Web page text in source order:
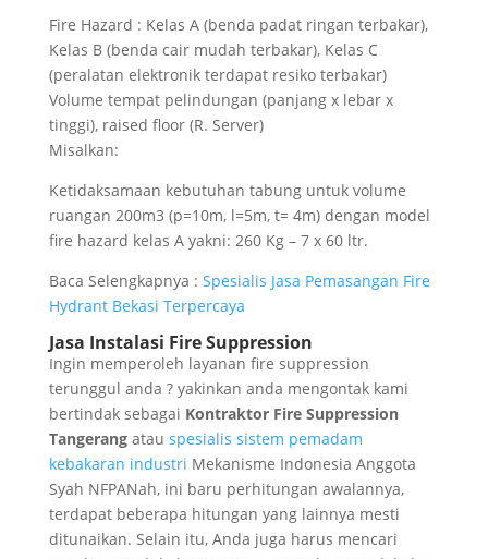
Fire Hazard : Kelas A (benda padat ringan terbakar),
Kelas B (benda cair mudah terbakar), Kelas C
(peralatan elektronik terdapat resiko terbakar)
Volume tempat pelindungan (panjang x lebar x
tinggi), raised floor (R. Server)
Misalkan:
Ketidaksamaan kebutuhan tabung untuk volume
ruangan 200m3 (p=10m, l=5m, t= 4m) dengan model
fire hazard kelas A yakni: 260 Kg – 7 x 60 ltr.
Baca Selengkapnya : Spesialis Jasa Pemasangan Fire
Hydrant Bekasi Terpercaya
Jasa Instalasi Fire Suppression
Ingin memperoleh layanan fire suppression
terunggul anda ? yakinkan anda mengontak kami
bertindak sebagai Kontraktor Fire Suppression
Tangerangatau spesialis sistem pemadam
kebakaran industri Mekanisme Indonesia Anggota
Syah NFPANah, ini baru perhitungan awalannya,
terdapat beberapa hitungan yang lainnya mesti
ditunaikan. Selain itu, Anda juga harus mencari